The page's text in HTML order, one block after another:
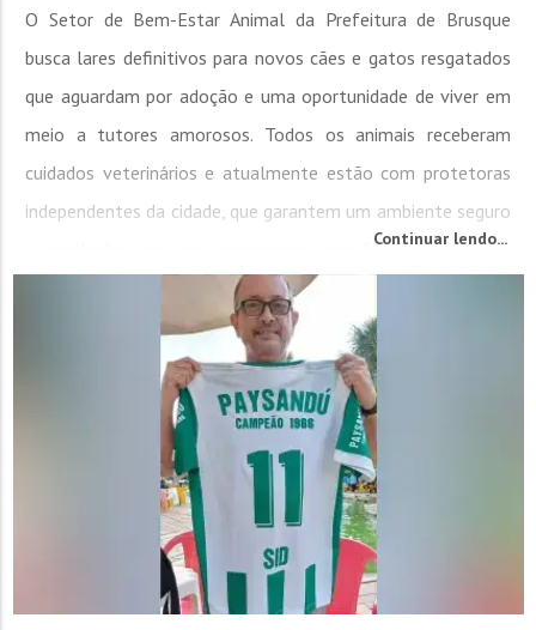
O Setor de Bem-Estar Animal da Prefeitura de Brusque
busca lares definitivos para novos cães e gatos resgatados
que aguardam por adoção e uma oportunidade de viver em
meio a tutores amorosos. Todos os animais receberam
cuidados veterinários e atualmente estão com protetoras
independentes da cidade, que garantem um ambiente seguro
e acolhedor até que encontrem uma família definitiva.
Conheça os animais: Amora Foi resgatada na rua...
Continuar lendo...